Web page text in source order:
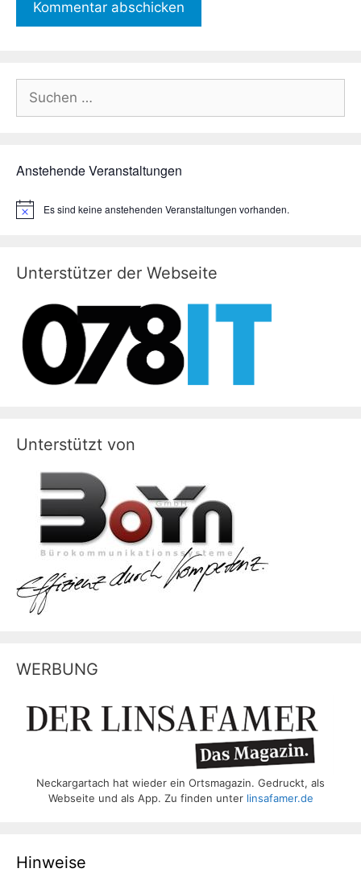
nach:
Anstehende Veranstaltungen
H
e
i
Es sind keine anstehenden Veranstaltungen vorhanden.
Unterstützer der Webseite
Unterstützt von
WERBUNG
Neckargartach hat wieder ein Ortsmagazin. Gedruckt, als
Webseite und als App. Zu finden unter linsafamer.de
Hinweise